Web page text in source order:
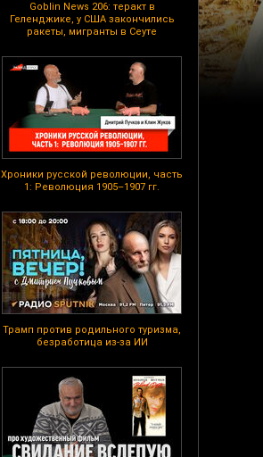
Goblin News 206: теракт в
Геленджике, у США закончились
ракеты, мигранты в Сеуте
Хроники русской революции, часть
1: Революция 1905–1907 гг.
Трамп против родильного туризма,
безработица из-за ИИ